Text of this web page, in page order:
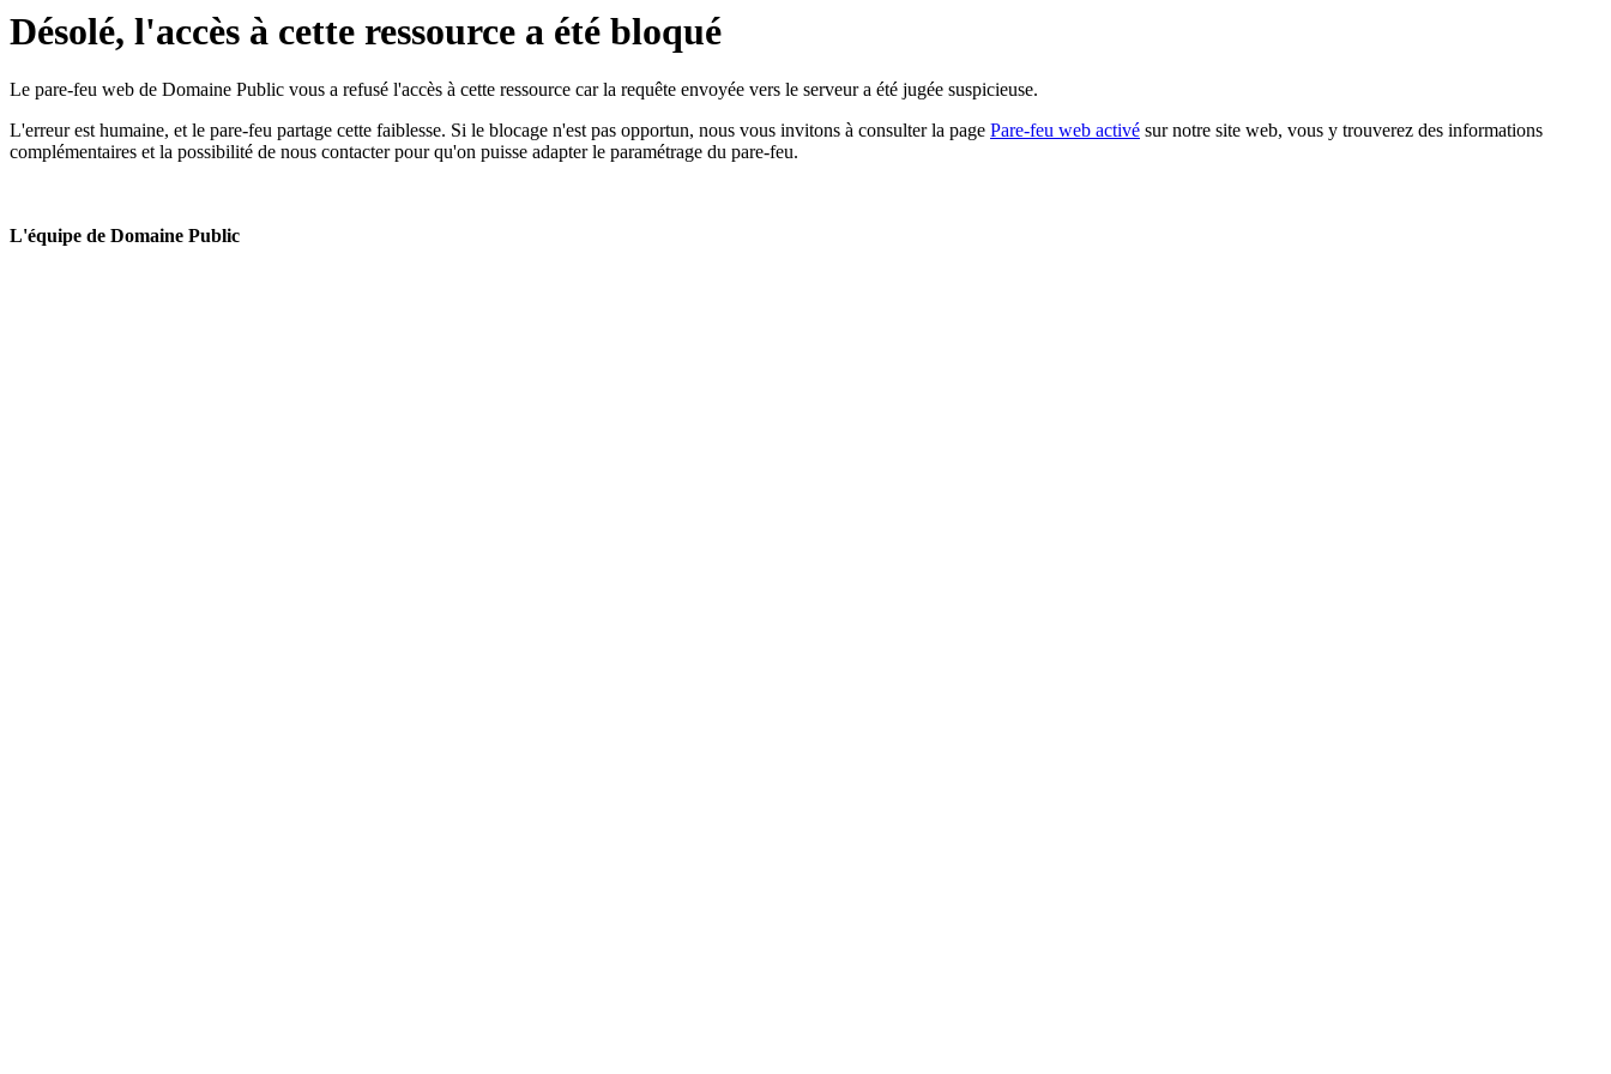
Désolé, l'accès à cette ressource a été bloqué
Le pare-feu web de Domaine Public vous a refusé l'accès à cette ressource car la requête envoyée vers le serveur a été jugée suspicieuse.
L'erreur est humaine, et le pare-feu partage cette faiblesse. Si le blocage n'est pas opportun, nous vous invitons à consulter la page Pare-feu web activé sur notre site web, vous y trouverez des informations
complémentaires et la possibilité de nous contacter pour qu'on puisse adapter le paramétrage du pare-feu.
L'équipe de Domaine Public